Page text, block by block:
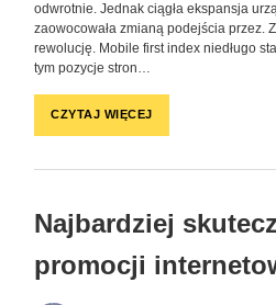
odwrotnie. Jednak ciągła ekspansja
zaowocowała zmianą podejścia przez.
rewolucję. Mobile first index niedługo
tym pozycje stron…
CZYTAJ WIĘCEJ
Najbardziej
promocji